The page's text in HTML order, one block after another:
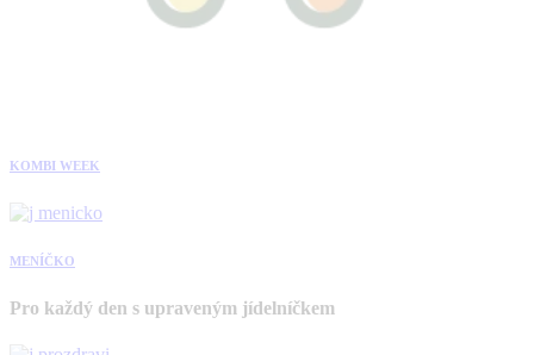
KOMBI WEEK
MENÍČKO
Pro každý den s upraveným jídelníčkem